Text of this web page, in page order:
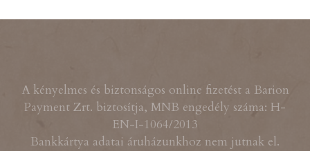
A kényelmes és biztonságos online fizetést a Barion
Payment Zrt. biztosítja, MNB engedély száma: H-
EN-I-1064/2013
Bankkártya adatai áruházunkhoz nem jutnak el.